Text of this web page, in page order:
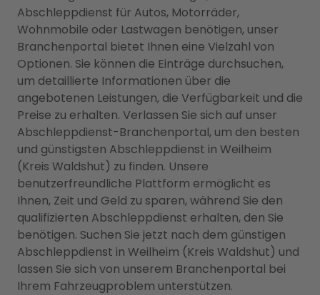
Abschleppdienst für Autos, Motorräder,
Wohnmobile oder Lastwagen benötigen, unser
Branchenportal bietet Ihnen eine Vielzahl von
Optionen. Sie können die Einträge durchsuchen,
um detaillierte Informationen über die
angebotenen Leistungen, die Verfügbarkeit und die
Preise zu erhalten. Verlassen Sie sich auf unser
Abschleppdienst-Branchenportal, um den besten
und günstigsten Abschleppdienst in Weilheim
(Kreis Waldshut) zu finden. Unsere
benutzerfreundliche Plattform ermöglicht es
Ihnen, Zeit und Geld zu sparen, während Sie den
qualifizierten Abschleppdienst erhalten, den Sie
benötigen. Suchen Sie jetzt nach dem günstigen
Abschleppdienst in Weilheim (Kreis Waldshut) und
lassen Sie sich von unserem Branchenportal bei
Ihrem Fahrzeugproblem unterstützen.